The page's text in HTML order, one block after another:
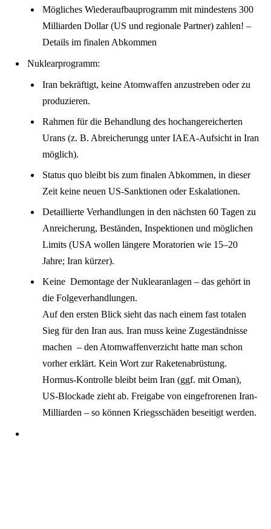
Mögliches Wiederaufbauprogramm mit mindestens 300
Milliarden Dollar (US und regionale Partner) zahlen! –
Details im finalen Abkommen
Nuklearprogramm:
Iran bekräftigt, keine Atomwaffen anzustreben oder zu
produzieren.
Rahmen für die Behandlung des hochangereicherten
Urans (z. B. Abreicherungg unter IAEA-Aufsicht in Iran
möglich).
Status quo bleibt bis zum finalen Abkommen, in dieser
Zeit keine neuen US-Sanktionen oder Eskalationen.
Detaillierte Verhandlungen in den nächsten 60 Tagen zu
Anreicherung, Beständen, Inspektionen und möglichen
Limits (USA wollen längere Moratorien wie 15–20
Jahre; Iran kürzer).
Keine Demontage der Nuklearanlagen – das gehört in
die Folgeverhandlungen.
Auf den ersten Blick sieht das nach einem fast totalen
Sieg für den Iran aus. Iran muss keine Zugeständnisse
machen – den Atomwaffenverzicht hatte man schon
vorher erklärt. Kein Wort zur Raketenabrüstung.
Hormus-Kontrolle bleibt beim Iran (ggf. mit Oman),
US-Blockade zieht ab. Freigabe von eingefrorenen Iran-
Milliarden – so können Kriegsschäden beseitigt werden.